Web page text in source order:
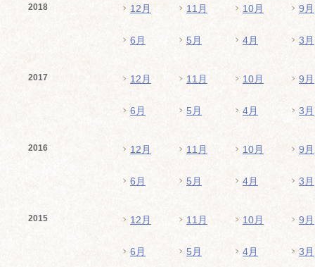
2018 12月 11月 10月 9月
6月 5月 4月 3月
2017 12月 11月 10月 9月
6月 5月 4月 3月
2016 12月 11月 10月 9月
6月 5月 4月 3月
2015 12月 11月 10月 9月
6月 5月 4月 3月